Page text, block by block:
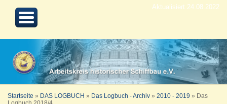
Aktualisiert 24.08.2022
Startseite » DAS LOGBUCH » Das Logbuch - Archiv » 2010 - 2019 »
Das